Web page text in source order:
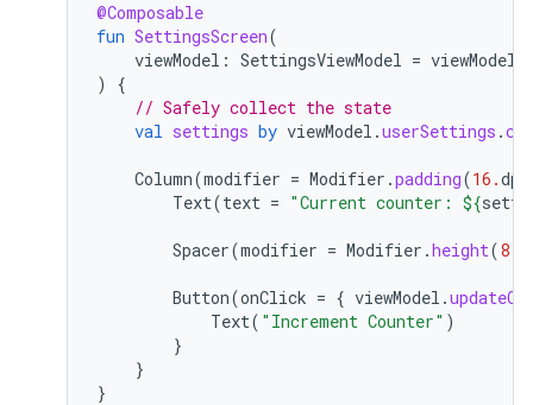
@Composable
fun SettingsScreen(
viewModel : SettingsViewModel = viewModel
)
{
// Safely collect the state
val settings by viewModel .userSettings .
Column(modifier = Modifier .padding(16.dp
Text(text = "Current counter: ${
Spacer(modifier = Modifier .height(8.
Button(onClick = { viewModel .
Text( "Increment Counter" )
}
}
}